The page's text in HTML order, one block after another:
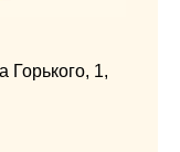
Горького, 1,